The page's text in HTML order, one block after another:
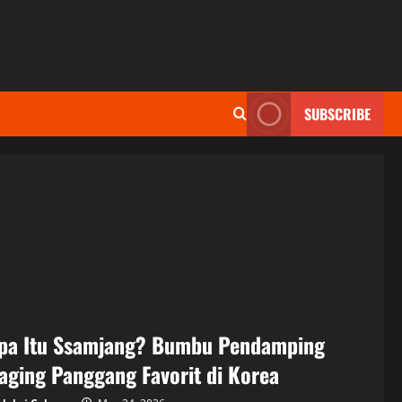
SUBSCRIBE
Itu Ssamjang? Bumbu Pendamping
Panggang Favorit di Korea